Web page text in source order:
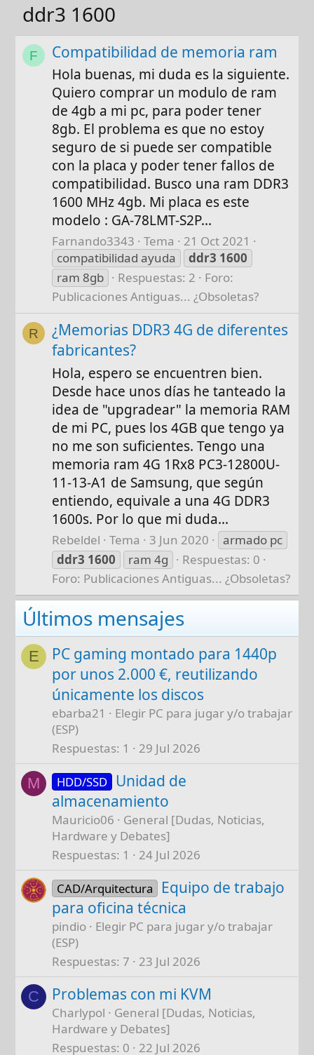
ddr3 1600
F Compatibilidad de memoria ram
Hola buenas, mi duda es la siguiente.
Quiero comprar un modulo de ram
de 4gb a mi pc, para poder tener
8gb. El problema es que no estoy
seguro de si puede ser compatible
con la placa y poder tener fallos de
compatibilidad. Busco una ram DDR3
1600 MHz 4gb. Mi placa es este
modelo : GA-78LMT-S2P...
Farnando3343 Tema
21 Oct 2021
compatibilidad ayuda
ddr3 1600
ram 8gb
Respuestas: 2
Foro:
Publicaciones Antiguas... ¿Obsoletas?
R
¿Memorias DDR3 4G de diferentes
fabricantes?
Hola, espero se encuentren bien.
Desde hace unos días he tanteado la
idea de "upgradear" la memoria RAM
de mi PC, pues los 4GB que tengo ya
no me son suficientes. Tengo una
memoria ram 4G 1Rx8 PC3-12800U-
11-13-A1 de Samsung, que según
entiendo, equivale a una 4G DDR3
1600s. Por lo que mi duda...
Rebeldel Tema 3 Jun 2020
armado pc
ddr3 1600 ram 4g
Respuestas: 0
Foro: Publicaciones Antiguas... ¿Obsoletas?
Últimos mensajes
E
PC gaming montado para 1440p
por unos 2.000 €, reutilizando
únicamente los discos
ebarba21
Elegir PC para jugar y/o trabajar
(ESP)
Respuestas 1 29 Jul 2026
M HDD/SSD Unidad de
almacenamiento
Mauricio06
General [Dudas, Noticias,
Hardware y Debates]
Respuestas 1 24 Jul 2026
CAD/Arquitectura
Equipo de trabajo
para oficina técnica
pindio
Elegir PC para jugar y/o trabajar
(ESP)
Respuestas 7 23 Jul 2026
C Problemas con mi KVM
Charlypol
General [Dudas, Noticias,
Hardware y Debates]
Respuestas 0 22 Jul 2026